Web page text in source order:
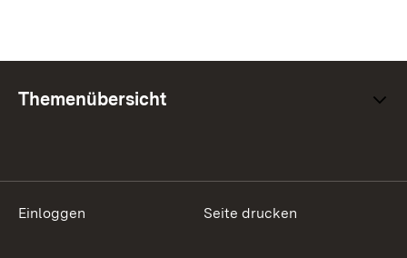
Themenübersicht
Einloggen Seite drucken